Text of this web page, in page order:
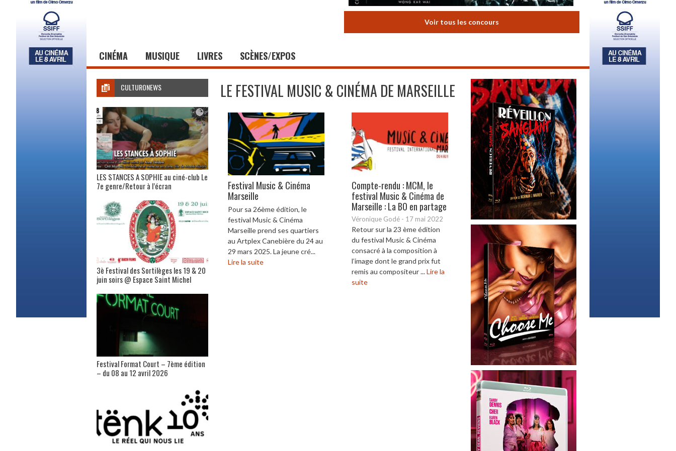
Voir tous les concours
CINÉMA MUSIQUE LIVRES SCÈNES/EXPOS
LE FESTIVAL MUSIC & CINÉMA DE MARSEILLE
Festival Music & Cinéma
Marseille
Pour sa 26ème édition, le
festival Music & Cinéma
Marseille prend ses quartiers
au Artplex Canebière du 24 au
29 mars 2025. La jeune cré...
Lire la suite
Compte-rendu : MCM, le
festival Music & Cinéma de
Marseille : La BO en partage
Véronique Godé - 17 mai 2022
Retour sur la 23 ème édition
du festival Music & Cinéma
consacré à la composition à
l’image dont le grand prix fut
remis au compositeur ...Lire la
suite
CULTURONEWS
LES STANCES A SOPHIE au ciné-club Le
7e genre/Retour à l’écran
3è Festival des Sortilèges les 19 & 20
juin soirs @ Espace Saint Michel
Festival Format Court – 7ème édition
– du 08 au 12 avril 2026